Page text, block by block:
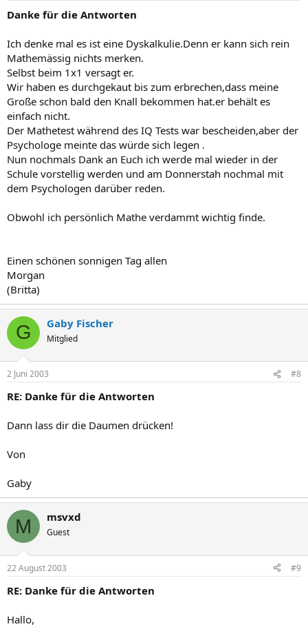
Danke für die Antworten
Ich denke mal es ist eine Dyskalkulie.Denn er kann sich rein
Mathemässig nichts merken.
Selbst beim 1x1 versagt er.
Wir haben es durchgekaut bis zum erbrechen,dass meine
Große schon bald den Knall bekommen hat.er behält es
einfach nicht.
Der Mathetest während des IQ Tests war bescheiden,aber der
Psychologe meinte das würde sich legen .
Nun nochmals Dank an Euch ich werde mal wieder in der
Schule vorstellig werden und am Donnerstah nochmal mit
dem Psychologen darüber reden.
Obwohl ich persönlich Mathe verdammt wichtig finde.
Einen schönen sonnigen Tag allen
Morgan
(Britta)
G Gaby Fischer
Mitglied
2 Juni 2003 #8
RE: Danke für die Antworten
Dann lass dir die Daumen drücken!
Von
Gaby
M msvxd
Guest
22 August 2003 #9
RE: Danke für die Antworten
Hallo,